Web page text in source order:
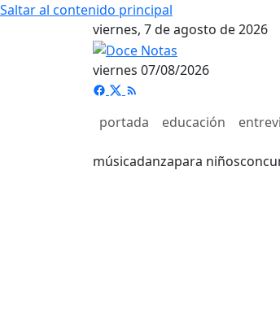
Saltar al contenido principal
viernes, 7 de agosto de 2026
viernes 07/08/2026
portada educación
músicadanzapara niños